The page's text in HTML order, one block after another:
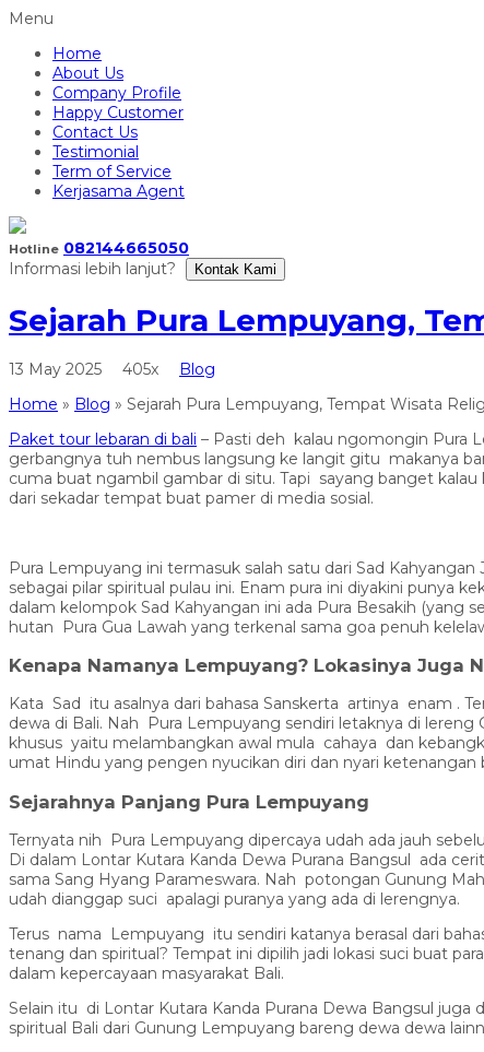
Menu
Home
About Us
Company Profile
Happy Customer
Contact Us
Testimonial
Term of Service
Kerjasama Agent
Hotline 082144665050
Informasi lebih lanjut?
Kontak Kami
Sejarah Pura Lempuyang,
13 May 2025 405x
Blog
Home » Blog » Sejarah Pura Lempuyang, Tempat Wisata
Paket tour lebaran di bali – Pasti deh kalau ngomongin Pura
gerbangnya tuh nembus langsung ke langit gitu makanya
cuma buat ngambil gambar di situ. Tapi sayang banget
dari sekadar tempat buat pamer di media sosial.
Pura Lempuyang ini termasuk salah satu dari Sad
sebagai pilar spiritual pulau ini. Enam pura ini diyakini punya
dalam kelompok Sad Kahyangan ini ada Pura Besakih (yang
hutan Pura Gua Lawah yang terkenal sama goa penuh
Kenapa Namanya Lempuyang? Lokasinya Juga
Kata Sad itu asalnya dari bahasa Sanskerta artinya enam .
dewa di Bali. Nah Pura Lempuyang sendiri letaknya di
khusus yaitu melambangkan awal mula cahaya dan
umat Hindu yang pengen nyucikan diri dan nyari ketenangan
Sejarahnya Panjang Pura Lempuyang
Ternyata nih Pura Lempuyang dipercaya udah ada jauh
Di dalam Lontar Kutara Kanda Dewa Purana Bangsul ada
sama Sang Hyang Parameswara. Nah potongan Gunung
udah dianggap suci apalagi puranya yang ada di lerengnya.
Terus nama Lempuyang itu sendiri katanya berasal dari
tenang dan spiritual? Tempat ini dipilih jadi lokasi suci buat
dalam kepercayaan masyarakat Bali.
Selain itu di Lontar Kutara Kanda Purana Dewa Bangsul
spiritual Bali dari Gunung Lempuyang bareng dewa dewa